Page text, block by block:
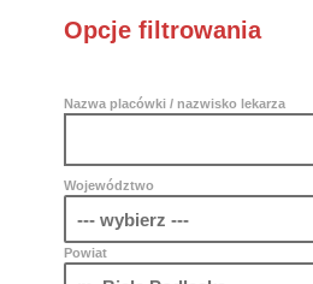
Opcje filtrowania
Nazwa placówki / nazwisko lekarza
Województwo
Powiat